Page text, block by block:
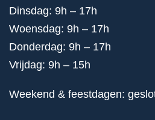
Dinsdag: 9h – 17h
Woensdag: 9h – 17h
Donderdag: 9h – 17h
Vrijdag: 9h – 15h
Weekend & feestdagen: